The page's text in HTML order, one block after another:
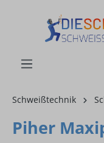
Schweißtechnik
Piher